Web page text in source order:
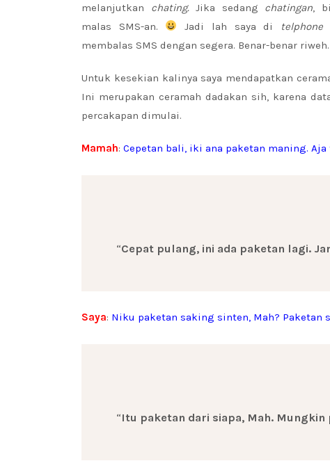
melanjutkan chating.Jika sedang chatingan,
malas SMS-an.
Jadi lah saya di telphone
membalas SMS dengan segera. Benar-benar riweh.
Untuk kesekian kalinya saya mendapatkan
Ini merupakan ceramah dadakan sih, karena
percakapan dimulai.
Mamah: Cepetan bali, iki ana paketan maning.
“Cepat pulang, ini ada paketan lagi.
Saya: Niku paketan saking sinten, Mah?
“Itu paketan dari siapa, Mah.